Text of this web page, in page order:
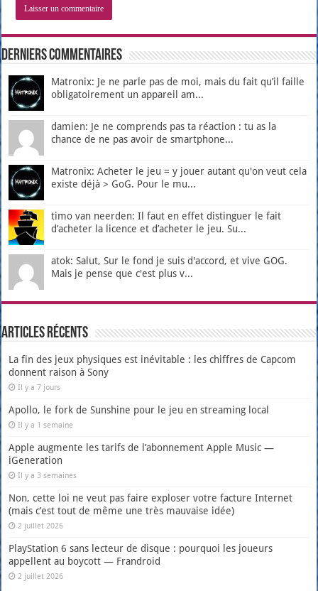
Derniers Commentaires
Matronix: Je ne parle pas de moi, mais du fait qu’il faille
obligatoirement un appareil am...
damien: Je ne comprends pas ta réaction : tu as la
chance de ne pas avoir de smartphone...
Matronix: Acheter le jeu = y jouer autant qu'on veut cela
existe déjà > GoG. Pour le mu...
timo van neerden: Il faut en effet distinguer le fait
d’acheter la licence et d’acheter le jeu. Su...
atok: Salut, Sur le fond je suis d'accord, et vive GOG.
Mais je pense que c'est plus v...
Articles récents
La fin des jeux physiques est inévitable : les chiffres de Capcom
donnent raison à Sony
Il y a 7 jours
Apollo, le fork de Sunshine pour le jeu en streaming local
Il y a 1 semaine
Apple augmente les tarifs de l’abonnement Apple Music —
iGeneration
Il y a 3 semaines
Non, cette loi ne veut pas faire exploser votre facture Internet
(mais c’est tout de même une très mauvaise idée)
2 juillet 2026
PlayStation 6 sans lecteur de disque : pourquoi les joueurs
appellent au boycott — Frandroid
2 juillet 2026